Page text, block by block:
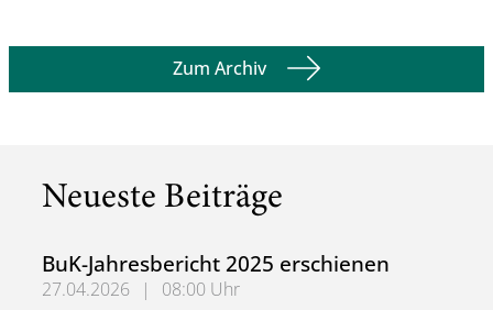
Zum Archiv
Neueste Beiträge
BuK-Jahresbericht 2025 erschienen
27.04.2026 |
08:00 Uhr